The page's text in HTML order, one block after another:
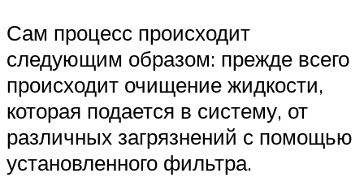
Сам процесс происходит
следующим образом: прежде всего
происходит очищение жидкости,
которая подается в систему, от
различных загрязнений с помощью
установленного фильтра.